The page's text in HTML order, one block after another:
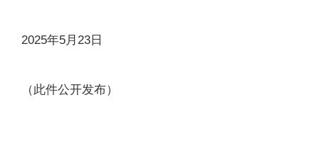
2025年5月23日
（此件公开发布）